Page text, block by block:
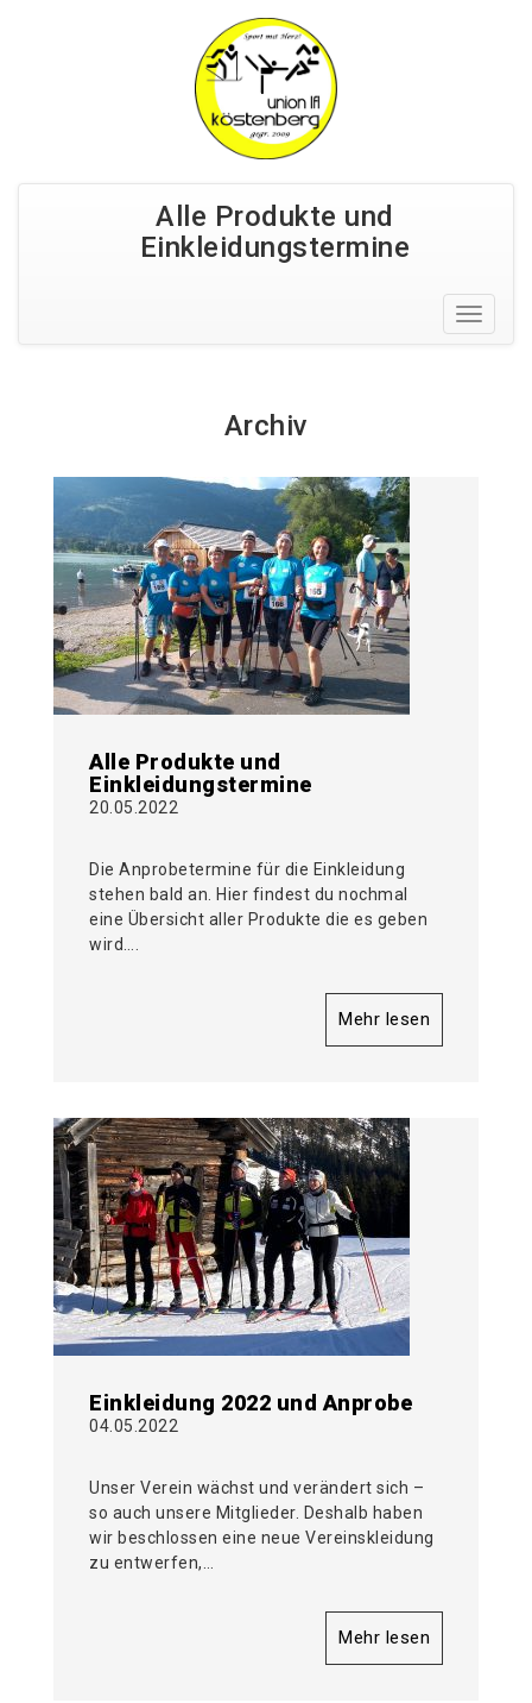
Alle Produkte und
Einkleidungstermine
Archiv
Alle Produkte und
Einkleidungstermine
20.05.2022
Die Anprobetermine für die Einkleidung
stehen bald an. Hier findest du nochmal
eine Übersicht aller Produkte die es geben
wird….
Mehr lesen
Einkleidung 2022 und Anprobe
04.05.2022
Unser Verein wächst und verändert sich –
so auch unsere Mitglieder. Deshalb haben
wir beschlossen eine neue Vereinskleidung
zu entwerfen,…
Mehr lesen